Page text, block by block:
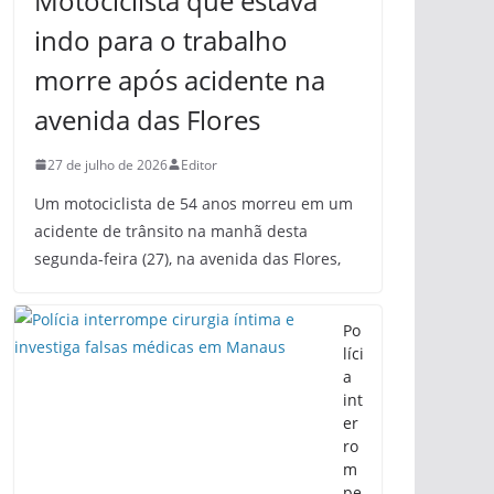
indo para o trabalho
morre após acidente na
avenida das Flores
27 de julho de 2026 Editor
Um motociclista de 54 anos morreu em um
acidente de trânsito na manhã desta
segunda-feira (27), na avenida das Flores,
Po
líci
a
int
er
ro
m